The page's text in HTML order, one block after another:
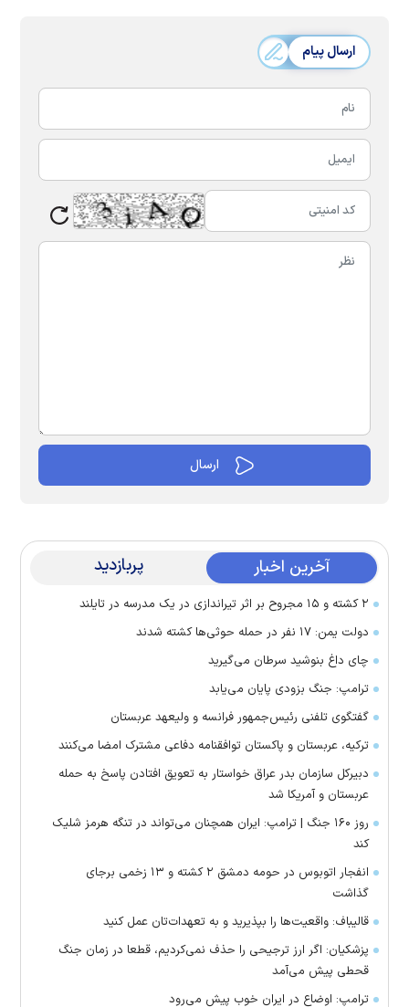
ارسال پیام
آخرین اخبار پربازدید
۲ کشته و ۱۵ مجروح بر اثر تیراندازی در یک مدرسه در تایلند
دولت یمن: ۱۷ نفر در حمله حوثی‌ها کشته شدند
چای داغ بنوشید سرطان می‌گیرید
ترامپ: جنگ بزودی پایان می‌یابد
گفتگوی تلفنی رئیس‌جمهور فرانسه و ولیعهد عربستان
ترکیه، عربستان و پاکستان توافقنامه دفاعی مشترک امضا می‌کنند
دبیرکل سازمان بدر عراق خواستار به تعویق افتادن پاسخ به حمله
عربستان و آمریکا شد
روز ۱۶۰ جنگ | ترامپ: ایران همچنان می‌تواند در تنگه هرمز شلیک
کند
انفجار اتوبوس در حومه دمشق ۲ کشته و ۱۳ زخمی برجای
گذاشت
قالیباف: واقعیت‌ها را بپذیرید و به تعهدات‌تان عمل کنید
پزشکیان: اگر ارز ترجیحی را حذف نمی‌کردیم، قطعا در زمان جنگ
قحطی پیش می‌آمد
ترامپ: اوضاع در ایران خوب پیش می‌رود